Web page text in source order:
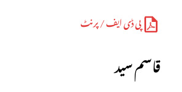
پی ڈی ایف / پرنٹ
قاسم سید